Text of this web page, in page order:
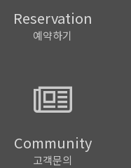
Reservation
예약하기
Community
고객문의